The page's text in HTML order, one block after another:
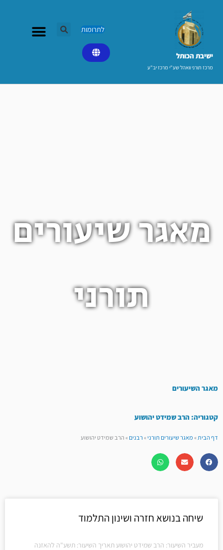
ישיבת הכותל​
מרכז תורני וואהל שע"י מרכז יב"ע
לתרומות
מאגר שיעורים
תורני
מאגר השיעורים
קטגוריה: הרב שמידט יהושוע
דף הבית»מאגר שיעורים תורני»רבנים»הרב שמידט יהושוע
שיחה בנושא חזרה ושינון התלמוד
מעביר השיעור: הרב שמידט יהושוע תאריך השיעור: תשע"ה להאזנה